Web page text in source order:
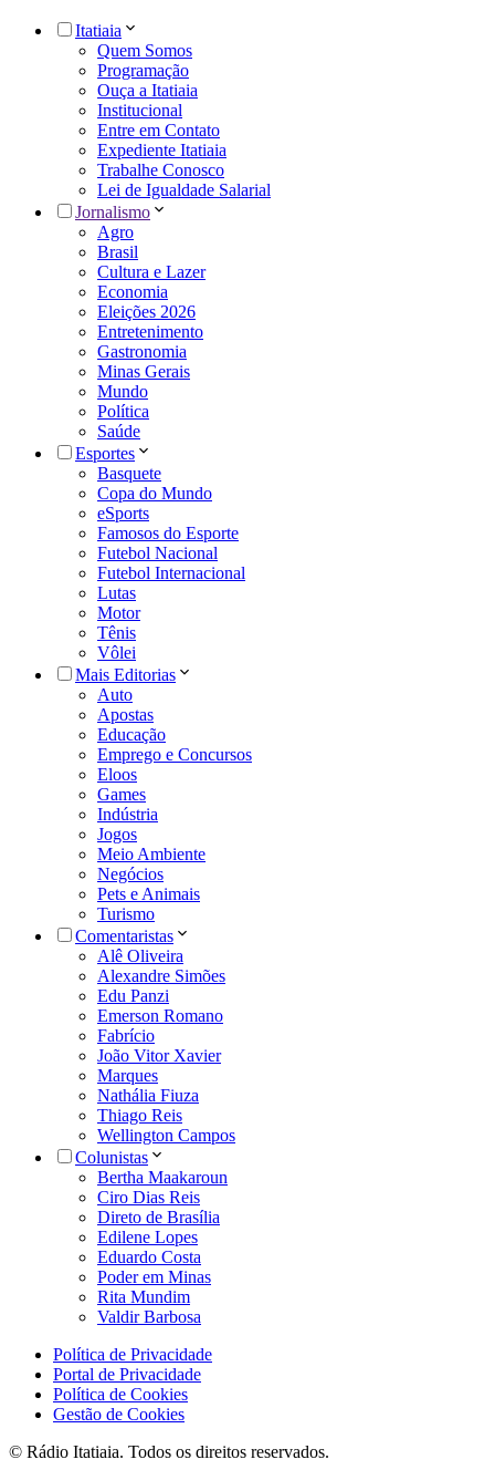
Itatiaia
Quem Somos
Programação
Ouça a Itatiaia
Institucional
Entre em Contato
Expediente Itatiaia
Trabalhe Conosco
Lei de Igualdade Salarial
Jornalismo
Agro
Brasil
Cultura e Lazer
Economia
Eleições 2026
Entretenimento
Gastronomia
Minas Gerais
Mundo
Política
Saúde
Esportes
Basquete
Copa do Mundo
eSports
Famosos do Esporte
Futebol Nacional
Futebol Internacional
Lutas
Motor
Tênis
Vôlei
Mais Editorias
Auto
Apostas
Educação
Emprego e Concursos
Eloos
Games
Indústria
Jogos
Meio Ambiente
Negócios
Pets e Animais
Turismo
Comentaristas
Alê Oliveira
Alexandre Simões
Edu Panzi
Emerson Romano
Fabrício
João Vitor Xavier
Marques
Nathália Fiuza
Thiago Reis
Wellington Campos
Colunistas
Bertha Maakaroun
Ciro Dias Reis
Direto de Brasília
Edilene Lopes
Eduardo Costa
Poder em Minas
Rita Mundim
Valdir Barbosa
Política de Privacidade
Portal de Privacidade
Política de Cookies
Gestão de Cookies
© Rádio Itatiaia. Todos os direitos reservados.